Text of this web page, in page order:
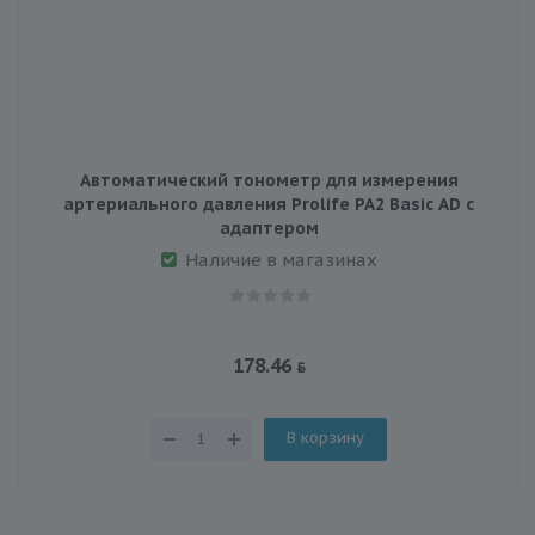
Автоматический тонометр для измерения
артериального давления Prolife PA2 Basic AD с
адаптером
Наличие в магазинах
178.46
В корзину